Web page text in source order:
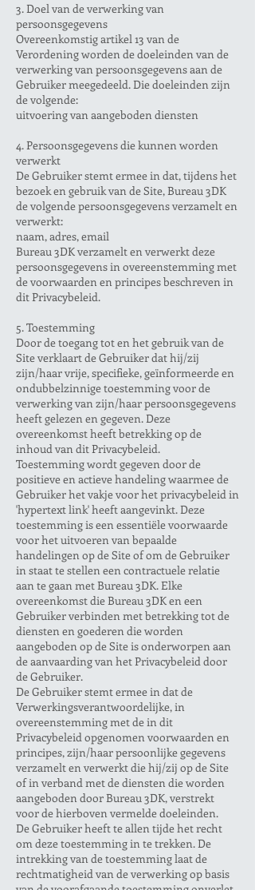
3. Doel van de verwerking van
persoonsgegevens
Overeenkomstig artikel 13 van de
Verordening worden de doeleinden van de
verwerking van persoonsgegevens aan de
Gebruiker meegedeeld. Die doeleinden zijn
de volgende:
uitvoering van aangeboden diensten
4. Persoonsgegevens die kunnen worden
verwerkt
De Gebruiker stemt ermee in dat, tijdens het
bezoek en gebruik van de Site, Bureau 3DK
de volgende persoonsgegevens verzamelt en
verwerkt:
naam, adres, email
Bureau 3DK verzamelt en verwerkt deze
persoonsgegevens in overeenstemming met
de voorwaarden en principes beschreven in
dit Privacybeleid.
5. Toestemming
Door de toegang tot en het gebruik van de
Site verklaart de Gebruiker dat hij/zij
zijn/haar vrije, specifieke, geïnformeerde en
ondubbelzinnige toestemming voor de
verwerking van zijn/haar persoonsgegevens
heeft gelezen en gegeven. Deze
overeenkomst heeft betrekking op de
inhoud van dit Privacybeleid.
Toestemming wordt gegeven door de
positieve en actieve handeling waarmee de
Gebruiker het vakje voor het privacybeleid in
'hypertext link' heeft aangevinkt. Deze
toestemming is een essentiële voorwaarde
voor het uitvoeren van bepaalde
handelingen op de Site of om de Gebruiker
in staat te stellen een contractuele relatie
aan te gaan met Bureau 3DK. Elke
overeenkomst die Bureau 3DK en een
Gebruiker verbinden met betrekking tot de
diensten en goederen die worden
aangeboden op de Site is onderworpen aan
de aanvaarding van het Privacybeleid door
de Gebruiker.
De Gebruiker stemt ermee in dat de
Verwerkingsverantwoordelijke, in
overeenstemming met de in dit
Privacybeleid opgenomen voorwaarden en
principes, zijn/haar persoonlijke gegevens
verzamelt en verwerkt die hij/zij op de Site
of in verband met de diensten die worden
aangeboden door Bureau 3DK, verstrekt
voor de hierboven vermelde doeleinden.
De Gebruiker heeft te allen tijde het recht
om deze toestemming in te trekken. De
intrekking van de toestemming laat de
rechtmatigheid van de verwerking op basis